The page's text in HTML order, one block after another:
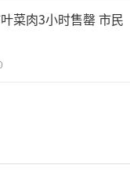
菜肉3小时售罄 市民